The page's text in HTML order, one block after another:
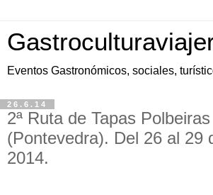
Eventos Gastronómicos, sociales,
26.6.14
2ª Ruta de Tapas
(Pontevedra). Del 26 al 29
2014.